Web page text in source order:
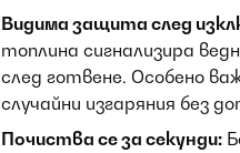
Видима защита след
топлина сигнализира
след готвене. Особено
случайни изгаряния без
Почиства се за секунди: